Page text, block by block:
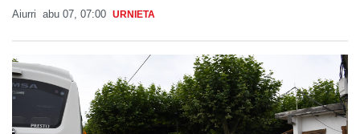
Aiurri abu 07, 07:00 URNIETA